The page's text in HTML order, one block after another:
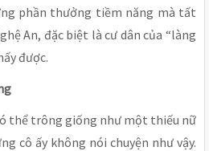
phần thưởng tiềm năng mà tất
An, đặc biệt là cư dân của “làng
được.
thể trông giống như một thiếu nữ
cô ấy không nói chuyện như vậy.